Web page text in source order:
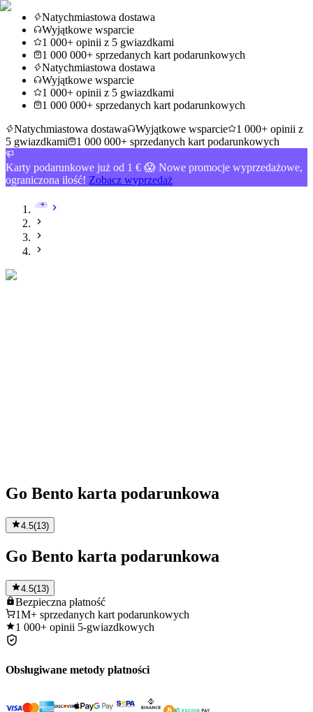
Natychmiastowa dostawa
Wyjątkowe wsparcie
1 000+ opinii z 5 gwiazdkami
1 000 000+ sprzedanych kart podarunkowych
Natychmiastowa dostawa
Wyjątkowe wsparcie
1 000+ opinii z 5 gwiazdkami
1 000 000+ sprzedanych kart podarunkowych
Natychmiastowa dostawa
Wyjątkowe wsparcie
1 000+ opinii z
5 gwiazdkami
1 000 000+ sprzedanych kart podarunkowych
Karty podarunkowe już od 1 € 😱 Nowe promocje wyprzedażowe,
ograniczona ilość! Zobacz wyprzedaż
Go Bento karta podarunkowa
4.5(13)
Go Bento karta podarunkowa
4.5(13)
Bezpieczna płatność
1M+ sprzedanych kart podarunkowych
1 000+ opinii 5-gwiazdkowych
Obsługiwane metody płatności